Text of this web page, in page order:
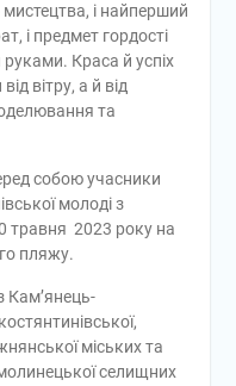
мистецтва, і найперший
і предмет гордості
Краса й успіх
вітру, а й від
та
собою учасники
молоді з
травня 2023 року на
пляжу.
Кам’янець-
міських та
селищних